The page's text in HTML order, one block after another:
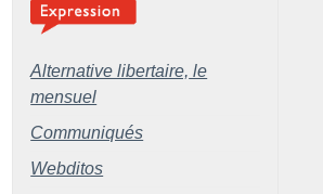
Alternative libertaire, le
mensuel
Communiqués
Webditos